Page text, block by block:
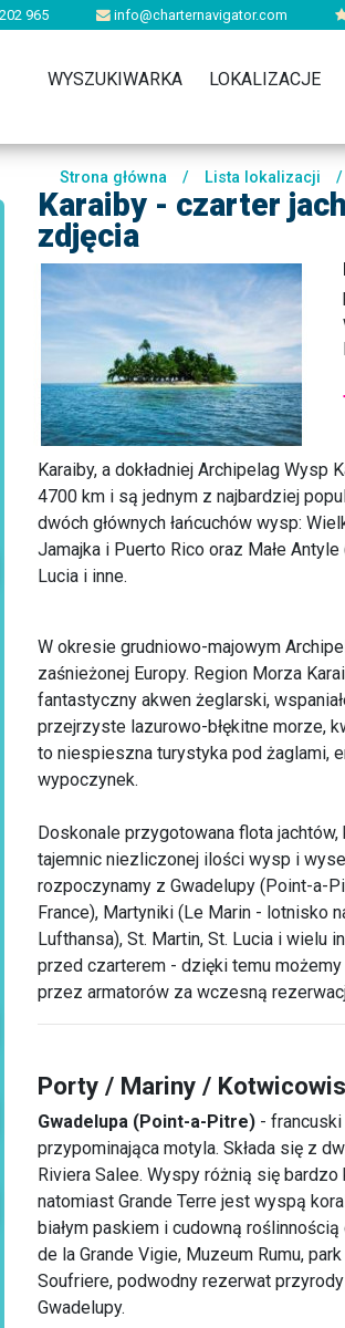
965 info@charternavigator.com
WYSZUKIWARKA LOKALIZACJE
Strona główna / Lista lokalizacji /
Karaiby - czarter
zdjęcia
Karaiby, a dokładniej Archipelag Wysp
4700 km i są jednym z najbardziej
dwóch głównych łańcuchów wysp:
Jamajka i Puerto Rico oraz Małe
Lucia i inne.
W okresie grudniowo-majowym
zaśnieżonej Europy. Region Morza
fantastyczny akwen żeglarski,
przejrzyste lazurowo-błękitne morze,
to niespieszna turystyka pod żaglami,
wypoczynek.
Doskonale przygotowana flota
tajemnic niezliczonej ilości wysp i
rozpoczynamy z Gwadelupy (Point-a-
France), Martyniki (Le Marin - lotnisko
Lufthansa), St. Martin, St. Lucia i wielu
przed czarterem - dzięki temu
przez armatorów za wczesną
Porty / Mariny /
Gwadelupa (Point-a-Pitre) -
przypominająca motyla. Składa się z
Riviera Salee. Wyspy różnią się
natomiast Grande Terre jest wyspą
białym paskiem i cudowną
de la Grande Vigie, Muzeum Rumu,
Soufriere, podwodny rezerwat
Gwadelupy.